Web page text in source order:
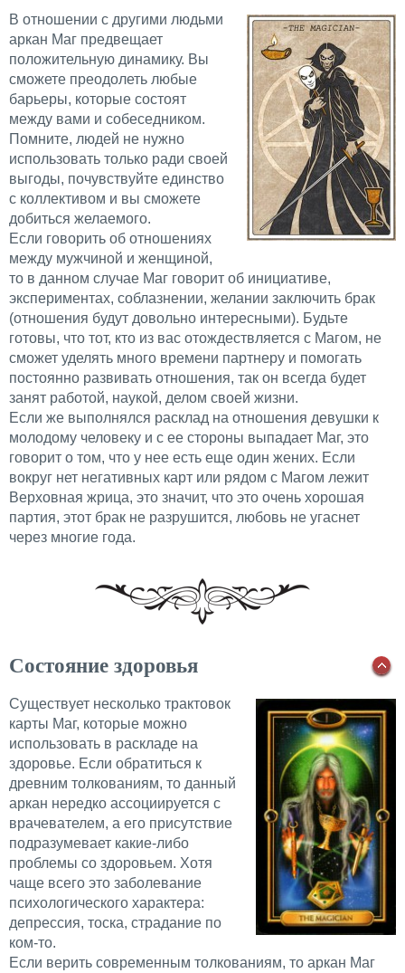
В отношении с другими людьми
аркан Маг предвещает
положительную динамику. Вы
сможете преодолеть любые
барьеры, которые состоят
между вами и собеседником.
Помните, людей не нужно
использовать только ради своей
выгоды, почувствуйте единство
с коллективом и вы сможете
добиться желаемого.
Если говорить об отношениях
между мужчиной и женщиной,
то в данном случае Маг говорит об инициативе,
экспериментах, соблазнении, желании заключить брак
(отношения будут довольно интересными). Будьте
готовы, что тот, кто из вас отождествляется с Магом, не
сможет уделять много времени партнеру и помогать
постоянно развивать отношения, так он всегда будет
занят работой, наукой, делом своей жизни.
Если же выполнялся расклад на отношения девушки к
молодому человеку и с ее стороны выпадает Маг, это
говорит о том, что у нее есть еще один жених. Если
вокруг нет негативных карт или рядом с Магом лежит
Верховная жрица, это значит, что это очень хорошая
партия, этот брак не разрушится, любовь не угаснет
через многие года.
Состояние здоровья
Существует несколько трактовок
карты Maг, которые можно
использовать в раскладе на
здоровье. Если обратиться к
древним толкованиям, то данный
аркан нередко ассоциируется с
врачевателем, а его присутствие
подразумевает какие-либо
проблемы со здоровьем. Хотя
чаще всего это заболевание
психологического характера:
депрессия, тоска, страдание по
ком-то.
Если верить современным толкованиям, то аркан Маг